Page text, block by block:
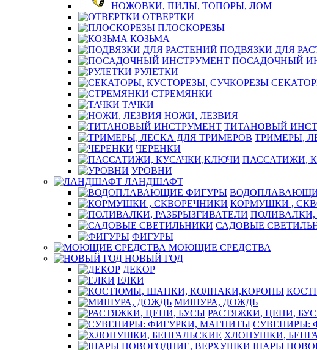
НОЖОВКИ, ПИЛЫ, ТОПОРЫ, ЛОМ
ОТВЕРТКИ
ПЛОСКОРЕЗЫ
КОЗЬМА
ПОДВЯЗКИ ДЛЯ
ПОСАДОЧНЫЙ
РУЛЕТКИ
СТРЕМЯНКИ
ТАЧКИ
НОЖИ, ЛЕЗВИЯ
ТИТАНОВЫЙ
ТРИМЕРЫ,
ЧЕРЕНКИ
ПАССАТИЖИ,
УРОВНИ
ЛАНДШАФТ
КОРМУШКИ ,
ПОЛИВАЛКИ,
САДОВЫЕ
ФИГУРЫ
МОЮЩИЕ СРЕДСТВА
НОВЫЙ ГОД
ДЕКОР
ЕЛКИ
МИШУРА, ДОЖДЬ
РАСТЯЖКИ, ЦЕПИ,
СУВЕНИРЫ:
ХЛОПУШКИ,
ШАРЫ